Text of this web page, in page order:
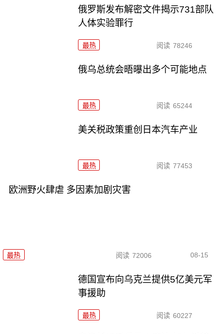
俄罗斯发布解密文件揭示731部队
人体实验罪行
最热 阅读 78246
俄乌总统会晤曝出多个可能地点
最热 阅读 65244
美关税政策重创日本汽车产业
最热 阅读 77453
欧洲野火肆虐 多因素加剧灾害
最热 阅读 72006 08-15
德国宣布向乌克兰提供5亿美元军
事援助
最热 阅读 60227